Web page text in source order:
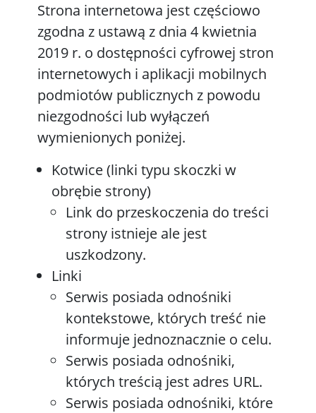
Strona internetowa jest częściowo
zgodna z ustawą z dnia 4 kwietnia
2019 r. o dostępności cyfrowej stron
internetowych i aplikacji mobilnych
podmiotów publicznych z powodu
niezgodności lub wyłączeń
wymienionych poniżej.
Kotwice (linki typu skoczki w
obrębie strony)
Link do przeskoczenia do treści
strony istnieje ale jest
uszkodzony.
Linki
Serwis posiada odnośniki
kontekstowe, których treść nie
informuje jednoznacznie o celu.
Serwis posiada odnośniki,
których treścią jest adres URL.
Serwis posiada odnośniki, które